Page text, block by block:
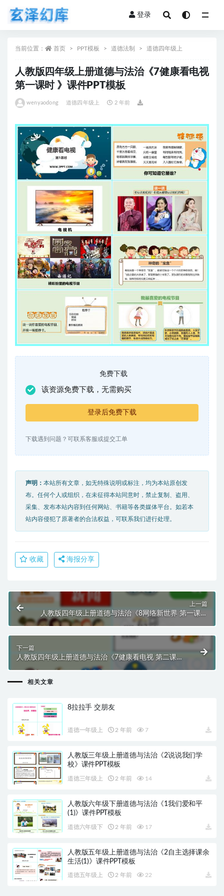
登录
当前位置： 首页 PPT模板 道德法制 道德四年级上
人教版四年级上册道德与法治《7健康看电视
第一课时 》课件PPT模板
wenyaodong 道德四年级上 2 年前
免费下载
该资源免费下载，无需购买
登录后免费下载
下载遇到问题？可联系客服或提交工单
声明： 本站所有文章，如无特殊说明或标注，均为本站原创发
布。任何个人或组织，在未征得本站同意时，禁止复制、盗用、
采集、发布本站内容到任何网站、书籍等各类媒体平台。如若本
站内容侵犯了原著者的合法权益，可联系我们进行处理。
收藏 海报分享
上一篇
人教版四年级上册道德与法治《8网络新世界 第一课时
下一篇
人教版四年级上册道德与法治《7健康看电视 第二课时
》课件PPT模板
相关文章
8拉拉手 交朋友
道德一年级上 2 年前 7
人教版三年级上册道德与法治《2说说我们学
校》课件PPT模板
道德三年级上 2 年前 14
人教版六年级下册道德与法治《1我们爱和平
(1)》课件PPT模板
道德六年级下 2 年前 17
人教版五年级上册道德与法治《2自主选择课余
生活(1)》课件PPT模板
道德五年级上 2 年前 22